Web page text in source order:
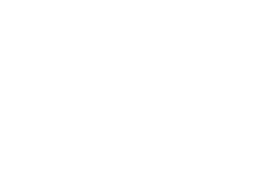
und im Roten Meer